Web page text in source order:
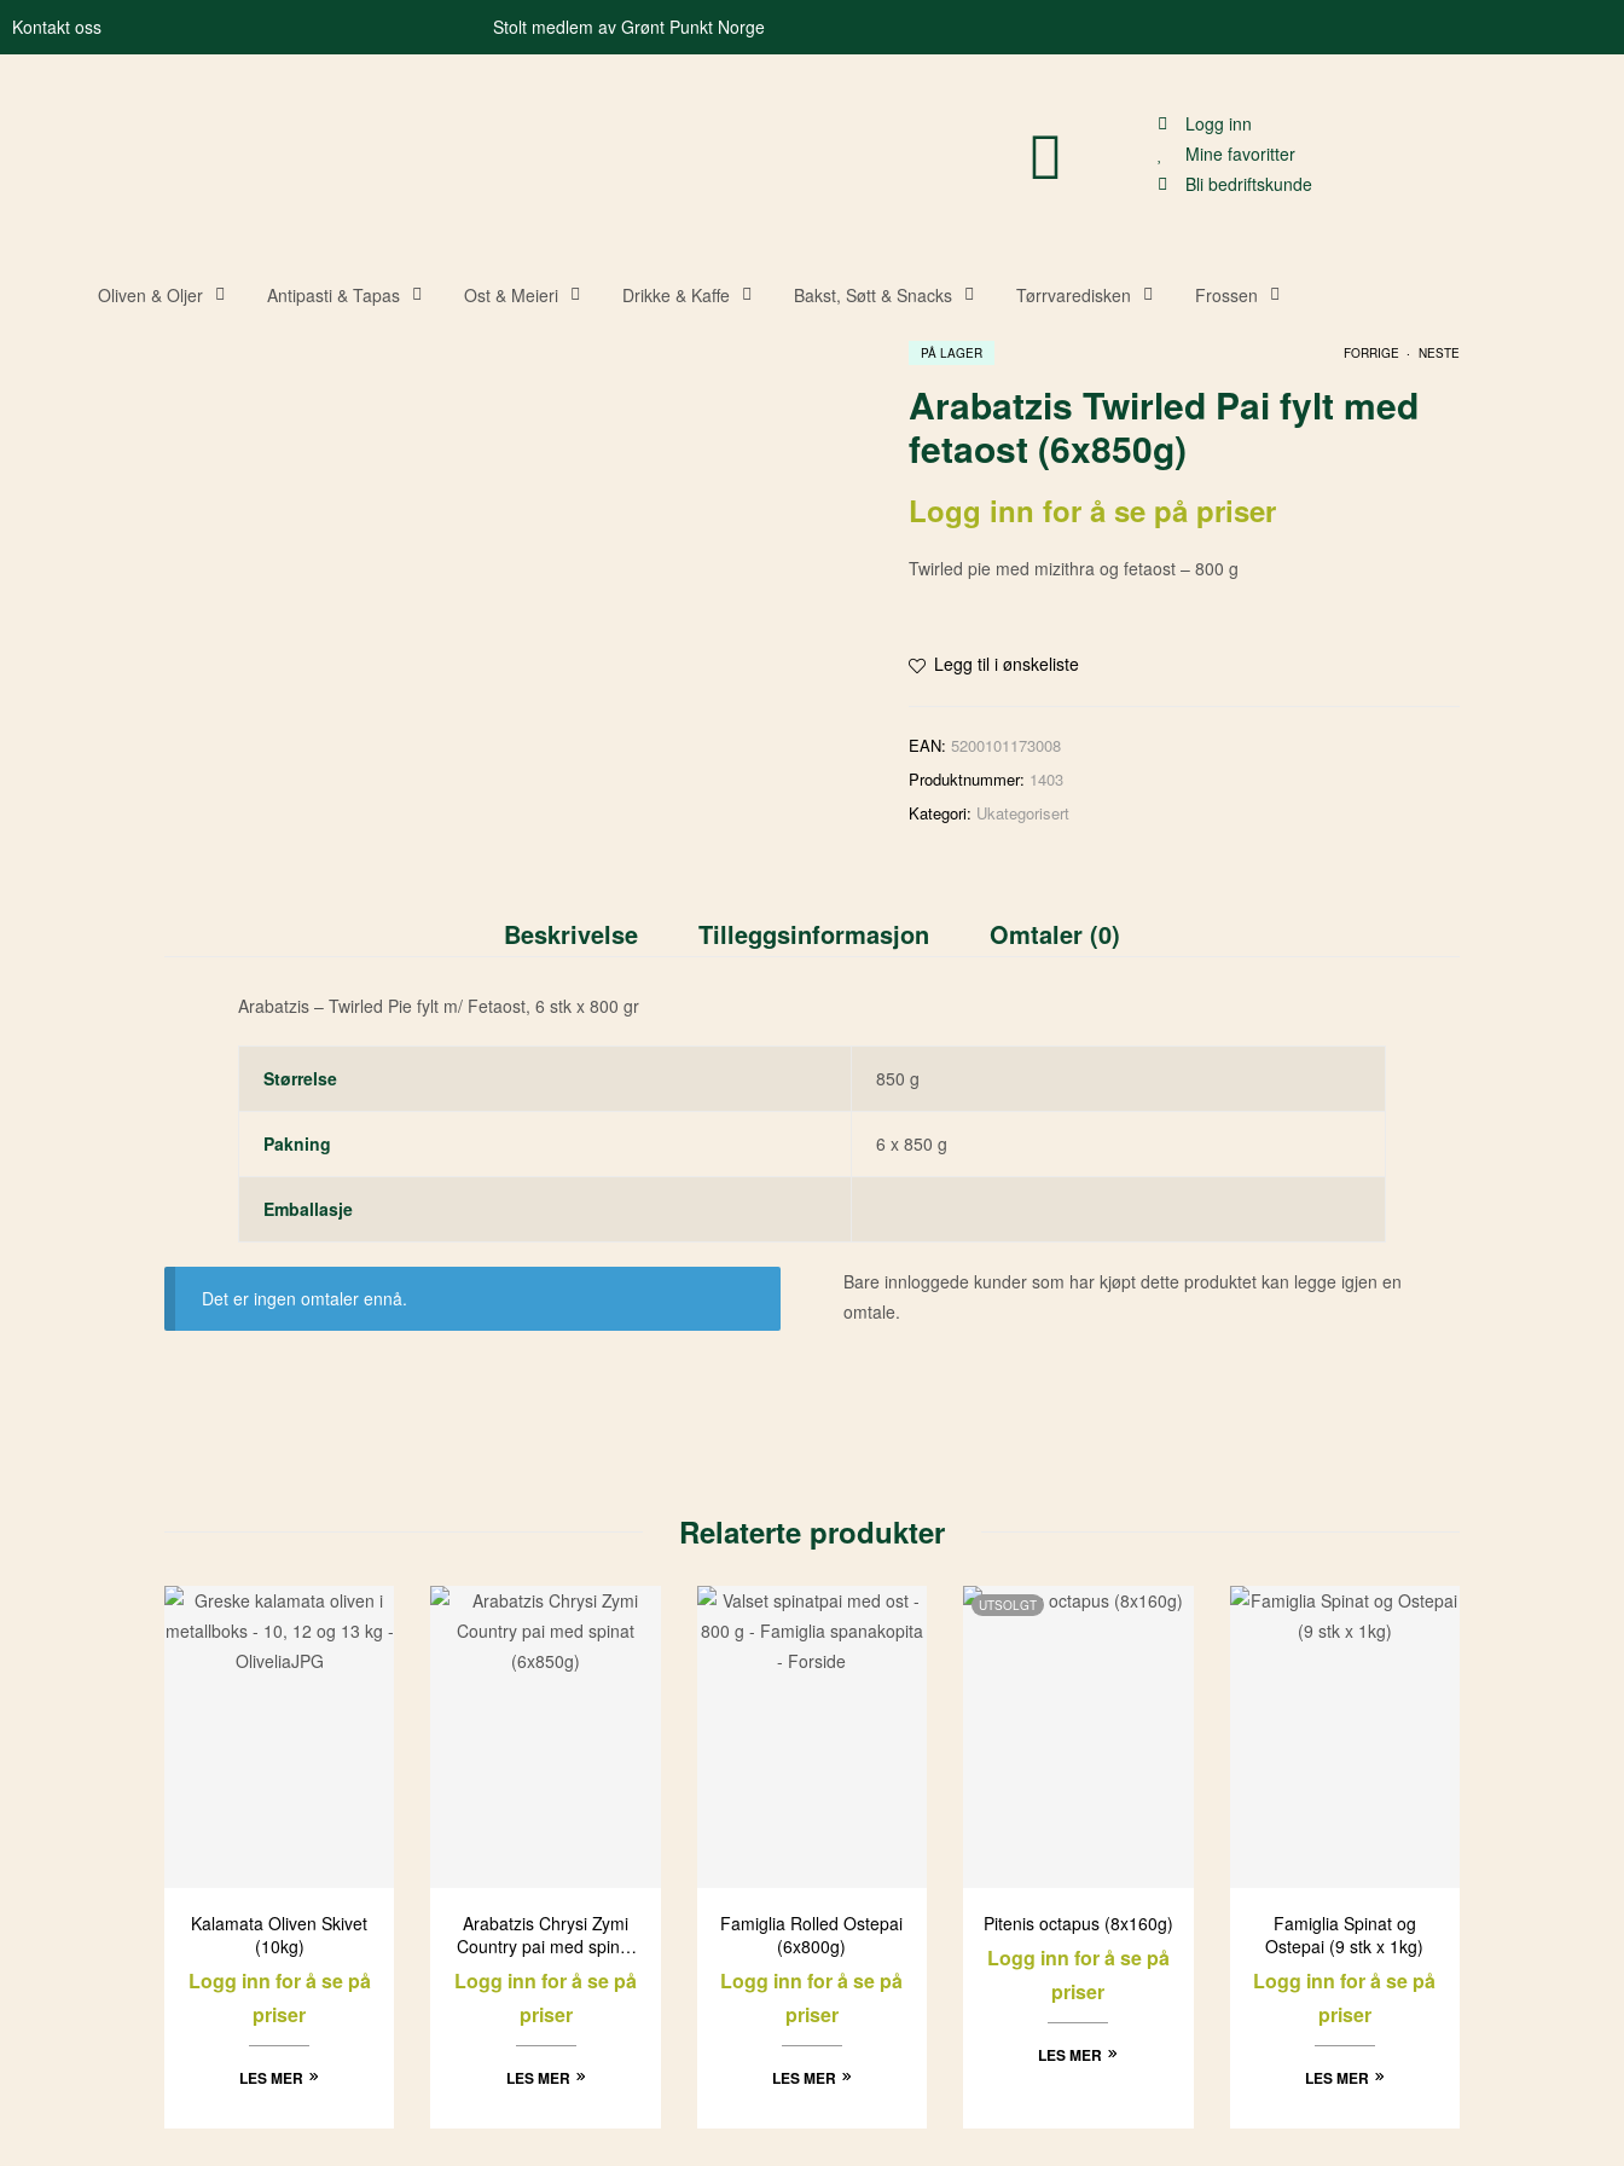
Kontakt oss Stolt medlem av Grønt Punkt Norge
Logg inn
Mine favoritter
Bli bedriftskunde
Oliven & Oljer Antipasti & Tapas Ost & Meieri Drikke & Kaffe Bakst, Søtt & Snacks Tørrvaredisken Frossen
FORRIGE NESTE
PÅ LAGER
Arabatzis Twirled Pai fylt med
fetaost (6x850g)
Logg inn for å se på priser
Twirled pie med mizithra og fetaost – 800 g
Legg til i ønskeliste
EAN: 5200101173008
Produktnummer: 1403
Kategori: Ukategorisert
Beskrivelse Tilleggsinformasjon Omtaler (0)
Arabatzis – Twirled Pie fylt m/ Fetaost, 6 stk x 800 gr
Størrelse 850 g
Pakning 6 x 850 g
Emballasje
Det er ingen omtaler ennå.
Bare innloggede kunder som har kjøpt dette produktet kan legge igjen en
omtale.
Relaterte produkter
Kalamata Oliven Skivet
(10kg)
Logg inn for å se på
priser
LES MER
Arabatzis Chrysi Zymi
Country pai med spinat
(6x850g)
Logg inn for å se på
priser
LES MER
Famiglia Rolled Ostepai
(6x800g)
Logg inn for å se på
priser
LES MER
UTSOLGT
Pitenis octapus (8x160g)
Logg inn for å se på
priser
LES MER
Famiglia Spinat og
Ostepai (9 stk x 1kg)
Logg inn for å se på
priser
LES MER